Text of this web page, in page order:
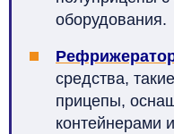
оборудования.
средства,
прицепы,
контейнерами